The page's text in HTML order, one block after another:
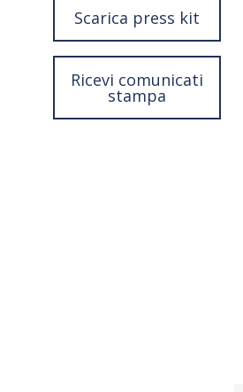
Scarica press kit
Ricevi comunicati
stampa